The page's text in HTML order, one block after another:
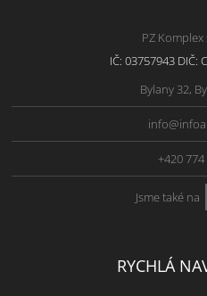
PZ Komplex
IČ: 03757943 DIČ:
Bylany 32,
+420
Jsme také na
RYCHLÁ